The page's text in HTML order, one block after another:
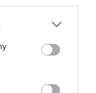
or more Google
You may click to
party tags to
in below Google